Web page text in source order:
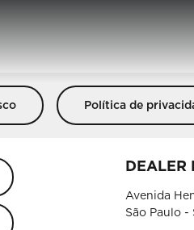
Política de
DEALER
Avenida
São Paulo -